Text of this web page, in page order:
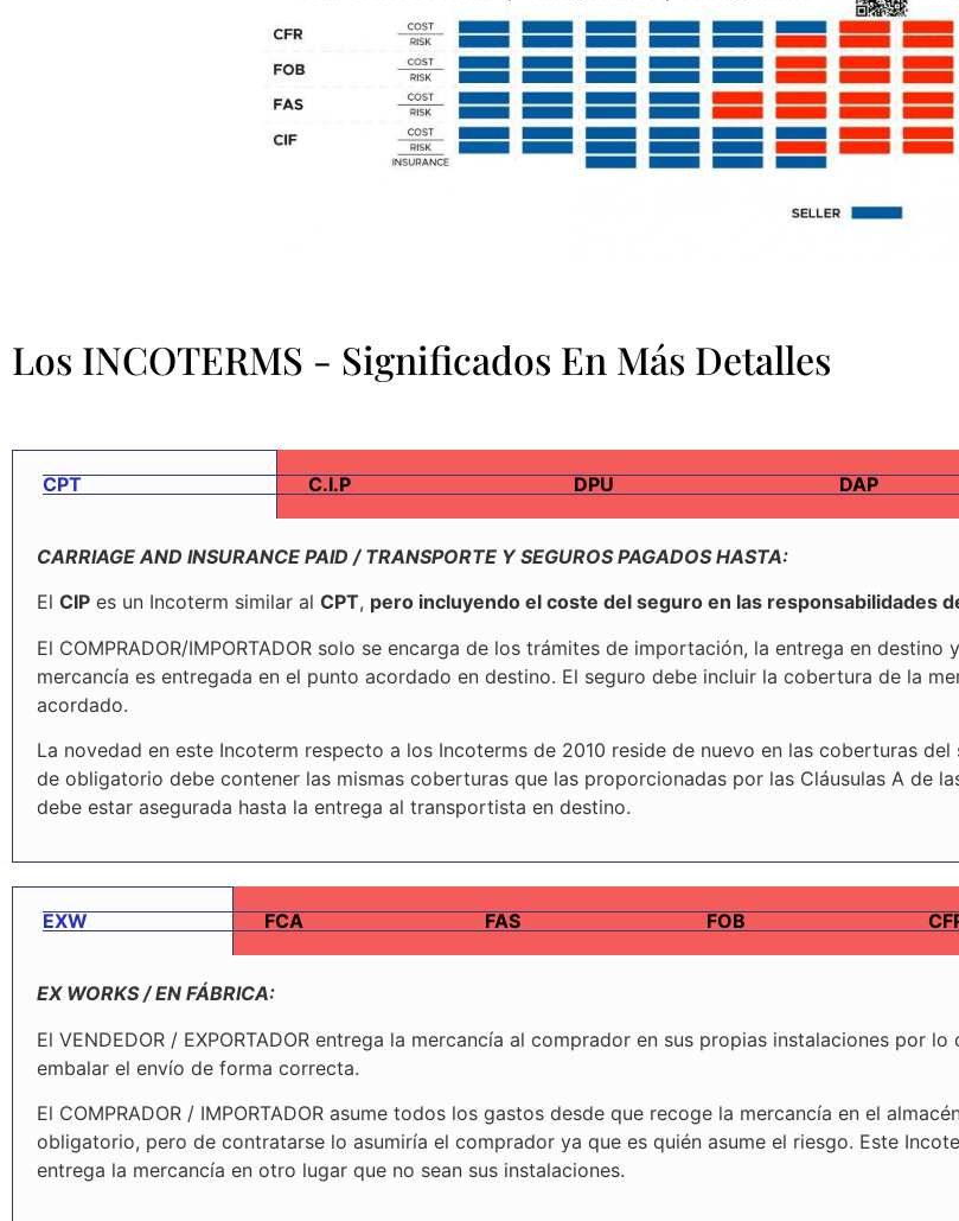
Los INCOTERMS - Significados En Más Detalles
CPT C.I.P DPU DAP
CARRIAGE AND INSURANCE PAID / TRANSPORTE Y SEGUROS PAGADOS HASTA:
El CIP es un Incoterm similar al CPT, pero incluyendo el coste del seguro en las responsabilidades
El COMPRADOR/IMPORTADOR solo se encarga de los trámites de importación, la entrega en
mercancía es entregada en el punto acordado en destino. El seguro debe incluir la cobertura de la
acordado.
La novedad en este Incoterm respecto a los Incoterms de 2010 reside de nuevo en las coberturas
de obligatorio debe contener las mismas coberturas que las proporcionadas por las Cláusulas A de
debe estar asegurada hasta la entrega al transportista en destino.
EXW FCA FAS FOB
EX WORKS / EN FÁBRICA:
El VENDEDOR / EXPORTADOR entrega la mercancía al comprador en sus propias instalaciones por
embalar el envío de forma correcta.
El COMPRADOR / IMPORTADOR asume todos los gastos desde que recoge la mercancía en el
obligatorio, pero de contratarse lo asumiría el comprador ya que es quién asume el riesgo. Este
entrega la mercancía en otro lugar que no sean sus instalaciones.